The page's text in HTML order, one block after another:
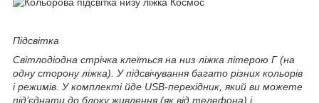
Підсвітка
Світлодіодна стрічка клеїться на низ ліжка літерою Г (на
одну сторону ліжка). У підсвічування багато різних кольорів
і режимів. У комплекті йде USB-перехідник, який ви можете
під’єднати до блоку живлення (як від телефона) і